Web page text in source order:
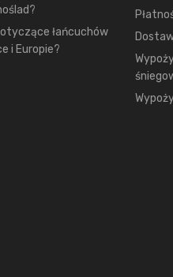
łańcuchów
i Europie?